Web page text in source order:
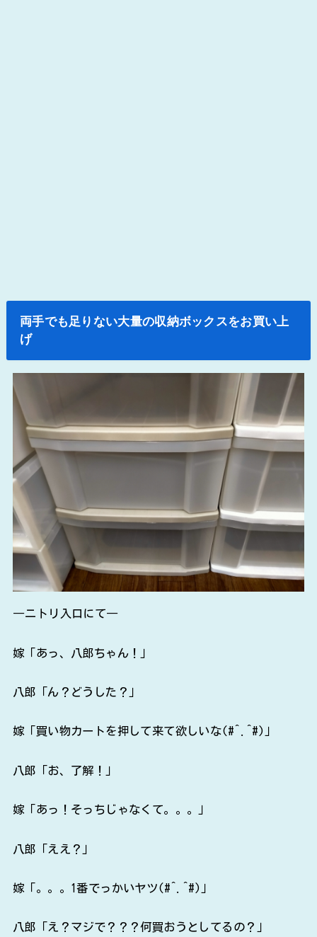
両手でも足りない大量の収納ボックスをお買い上
げ
―ニトリ入口にて―
嫁「あっ、八郎ちゃん！」
八郎「ん？どうした？」
嫁「買い物カートを押して来て欲しいな(#^.^#)」
八郎「お、了解！」
嫁「あっ！そっちじゃなくて。。。」
八郎「ええ？」
嫁「。。。1番でっかいヤツ(#^.^#)」
八郎「え？マジで？？？何買おうとしてるの？」